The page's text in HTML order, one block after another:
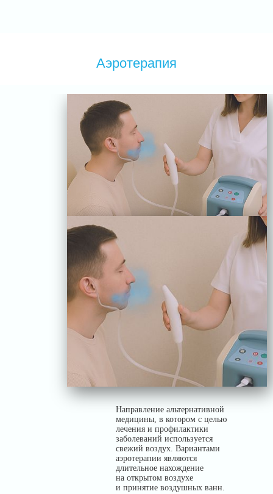
Аэротерапия
Направление альтернативной
медицины, в котором с целью
лечения и профилактики
заболеваний используется
свежий воздух. Вариантами
аэротерапии являются
длительное нахождение
на открытом воздухе
и принятие воздушных ванн.